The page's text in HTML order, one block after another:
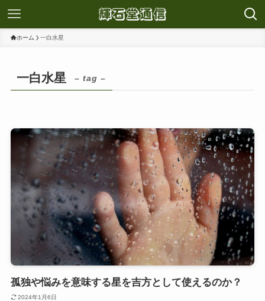
ホーム 一白水星
一白水星 – tag –
孤独や悩みを意味する星を吉方として使えるのか？
2024年1月6日